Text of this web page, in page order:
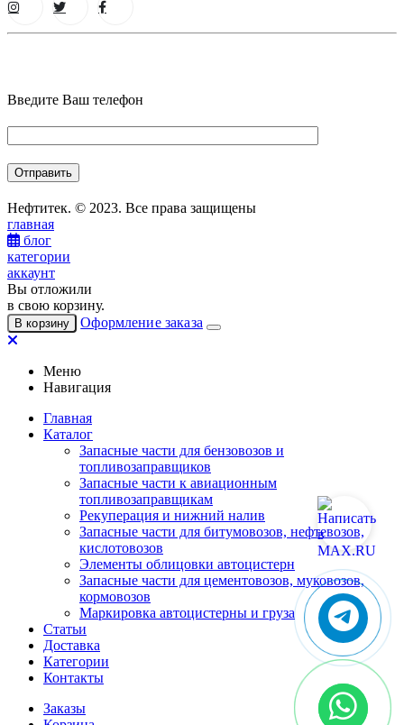
Введите Ваш телефон
Нефтитек. © 2023. Все права защищены
главная
блог
категории
аккаунт
Вы отложили
в свою корзину.
В корзину Оформление заказа
Меню
Навигация
Главная
Каталог
Запасные части для бензовозов и
топливозаправщиков
Запасные части к авиационным
топливозаправщикам
Рекуперация и нижний налив
Запасные части для битумовозов, нефтевозов,
кислотовозов
Элементы облицовки автоцистерн
Запасные части для цементовозов, муковозов,
кормовозов
Маркировка автоцистерны и груза
Статьи
Доставка
Категории
Контакты
Заказы